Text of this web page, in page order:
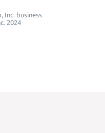
Inc. business
2024